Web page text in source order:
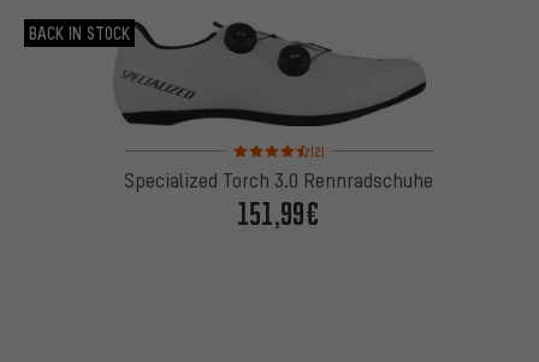
BACK IN STOCK
Bewertungen: 4,5 von 5 basierend auf 2
(2)
Specialized Torch 3.0 Rennradschuhe
151,99€